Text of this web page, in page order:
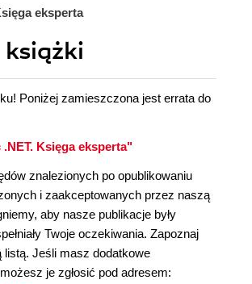
eksperta
Poniżej zamieszczona jest errata do
Księga eksperta"
znalezionych po opublikowaniu
i zaakceptowanych przez naszą
aby nasze publikacje były
Twoje oczekiwania. Zapoznaj
listą. Jeśli masz dodatkowe
je zgłosić pod adresem: